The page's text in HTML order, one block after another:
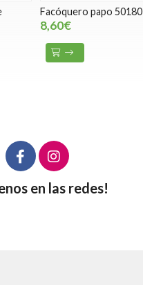
Facóquero papo 50180
8,60€
en las redes!